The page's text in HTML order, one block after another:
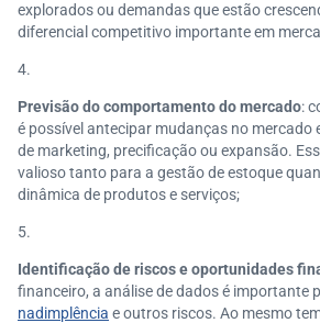
explorados ou demandas que estão
diferencial competitivo importante em
Previsão do comportamento do mercado:
é possível antecipar mudanças no mercado
de marketing, precificação ou expansão.
valioso tanto para a gestão de estoque
dinâmica de produtos e serviços;
Identificação de riscos e oportunidades
financeiro, a análise de dados é importante
nadimplência e outros riscos. Ao mesmo